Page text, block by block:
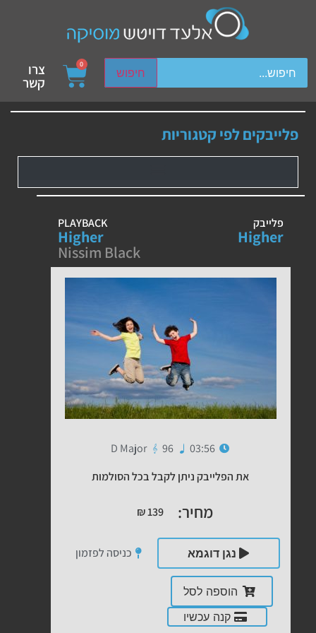
חיפוש
device users, explore by touch or with swipe gestures.
0 צרו
קשר
פלייבקים לפי קטגוריות
פלייבק
Higher
PLAYBACK
Higher
Nissim Black
03:56
96
D Major
את הפלייבק ניתן לקבל בכל הסולמות
מחיר: ₪139
נגן דוגמא כניסה לפזמון
הוספה לסל
קנה עכשיו